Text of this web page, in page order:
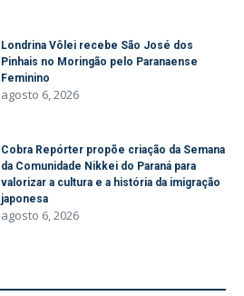
Londrina Vôlei recebe São José dos
Pinhais no Moringão pelo Paranaense
Feminino
agosto 6, 2026
Cobra Repórter propõe criação da Semana
da Comunidade Nikkei do Paraná para
valorizar a cultura e a história da imigração
japonesa
agosto 6, 2026